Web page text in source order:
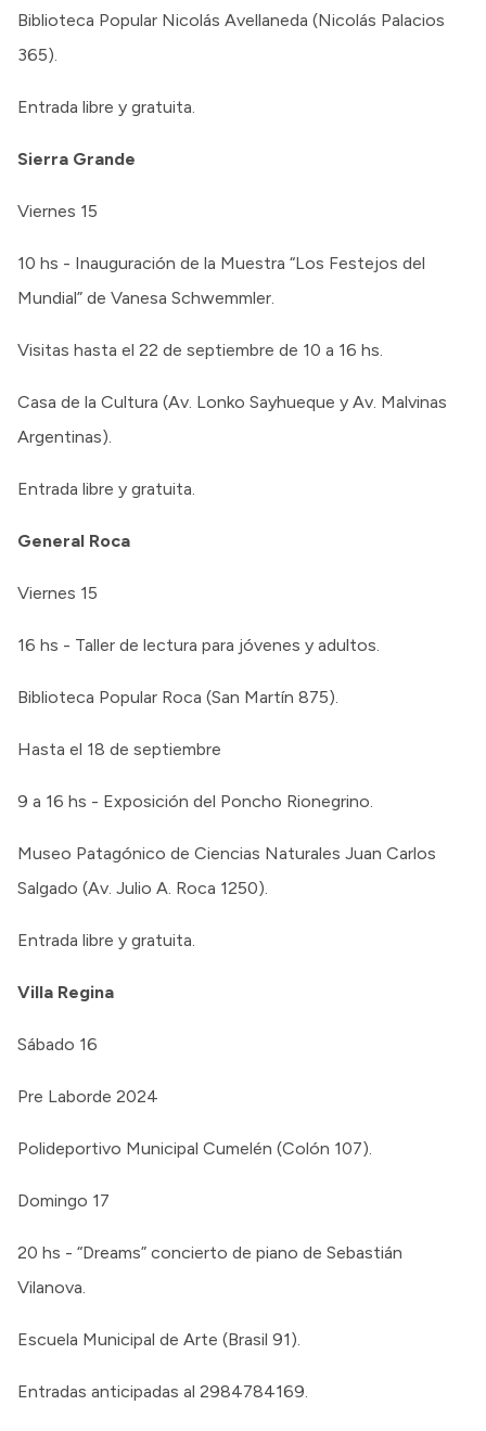
Biblioteca Popular Nicolás Avellaneda (Nicolás Palacios
365).
Entrada libre y gratuita.
Sierra Grande
Viernes 15
10 hs - Inauguración de la Muestra “Los Festejos del
Mundial” de Vanesa Schwemmler.
Visitas hasta el 22 de septiembre de 10 a 16 hs.
Casa de la Cultura (Av. Lonko Sayhueque y Av. Malvinas
Argentinas).
Entrada libre y gratuita.
General Roca
Viernes 15
16 hs - Taller de lectura para jóvenes y adultos.
Biblioteca Popular Roca (San Martín 875).
Hasta el 18 de septiembre
9 a 16 hs - Exposición del Poncho Rionegrino.
Museo Patagónico de Ciencias Naturales Juan Carlos
Salgado (Av. Julio A. Roca 1250).
Entrada libre y gratuita.
Villa Regina
Sábado 16
Pre Laborde 2024
Polideportivo Municipal Cumelén (Colón 107).
Domingo 17
20 hs - “Dreams” concierto de piano de Sebastián
Vilanova.
Escuela Municipal de Arte (Brasil 91).
Entradas anticipadas al 2984784169.